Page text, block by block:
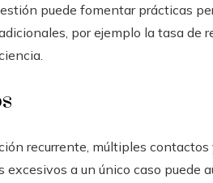
puede fomentar prácticas
por ejemplo la tasa de
recurrente, múltiples contactos
excesivos a un único caso puede